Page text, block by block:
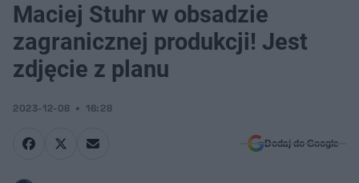
zdjęcie z planu
Maciej Stuhr w obsadzie
zagranicznej produkcji! Jest
zdjęcie z planu
2023-12-08 16:28
Dodaj do Google